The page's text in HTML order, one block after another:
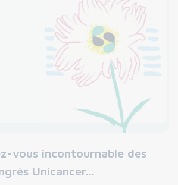
vous incontournable des
Unicancer…